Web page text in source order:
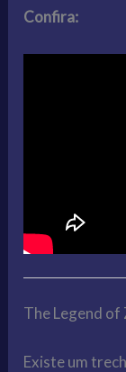
Confira:
The Legend of
Existe um